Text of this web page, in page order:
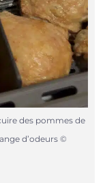
des pommes de
d’odeurs ©